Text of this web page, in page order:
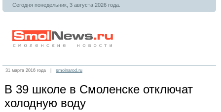
Сегодня понедельник, 3 августа 2026 года.
31 марта 2016 года | smolnarod.ru
В 39 школе в Смоленске отключат
холодную воду